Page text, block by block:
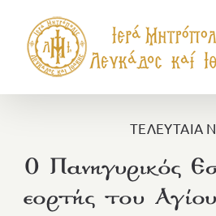
περιεχόμενο
ΤΕΛΕΥΤΑΙΑ
Ο Πανηγυρικός
εορτής του